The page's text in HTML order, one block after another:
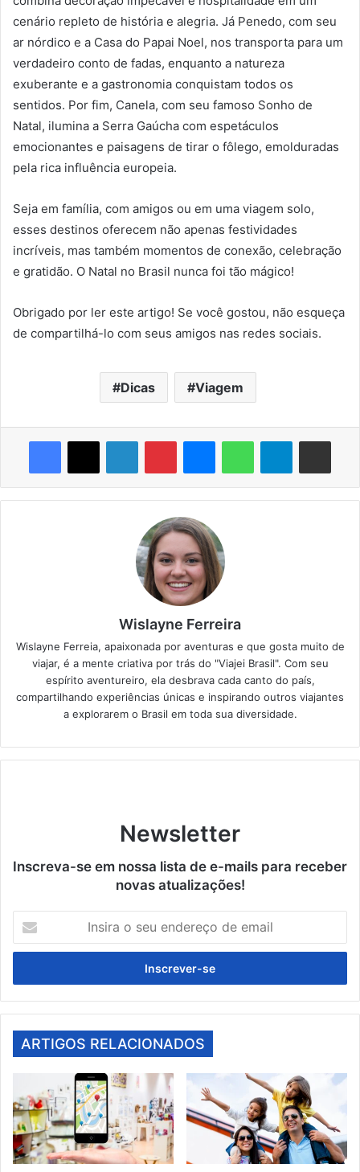
cenário repleto de história e alegria. Já Penedo, com seu
ar nórdico e a Casa do Papai Noel, nos transporta para um
verdadeiro conto de fadas, enquanto a natureza
exuberante e a gastronomia conquistam todos os
sentidos. Por fim, Canela, com seu famoso Sonho de
Natal, ilumina a Serra Gaúcha com espetáculos
emocionantes e paisagens de tirar o fôlego, emolduradas
pela rica influência europeia.
Seja em família, com amigos ou em uma viagem solo,
esses destinos oferecem não apenas festividades
incríveis, mas também momentos de conexão, celebração
e gratidão. O Natal no Brasil nunca foi tão mágico!
Obrigado por ler este artigo! Se você gostou, não esqueça
de compartilhá-lo com seus amigos nas redes sociais.
Dicas Viagem
Facebook
X LinkedinPinterestMessengerWhatsAppTelegramCompartilhar via e-mail
Wislayne Ferreira
Wislayne Ferreia, apaixonada por aventuras e que gosta muito de
viajar, é a mente criativa por trás do "Viajei Brasil". Com seu
espírito aventureiro, ela desbrava cada canto do país,
compartilhando experiências únicas e inspirando outros viajantes
a explorarem o Brasil em toda sua diversidade.
Newsletter
Inscreva-se em nossa lista de e-mails para receber
novas atualizações!
seu
de
email
ARTIGOS RELACIONADOS